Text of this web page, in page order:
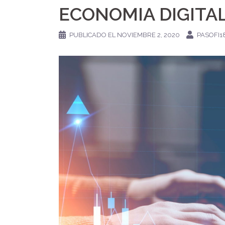
ECONOMIA
PUBLICADO EL NOVIEMBRE 2, 2020